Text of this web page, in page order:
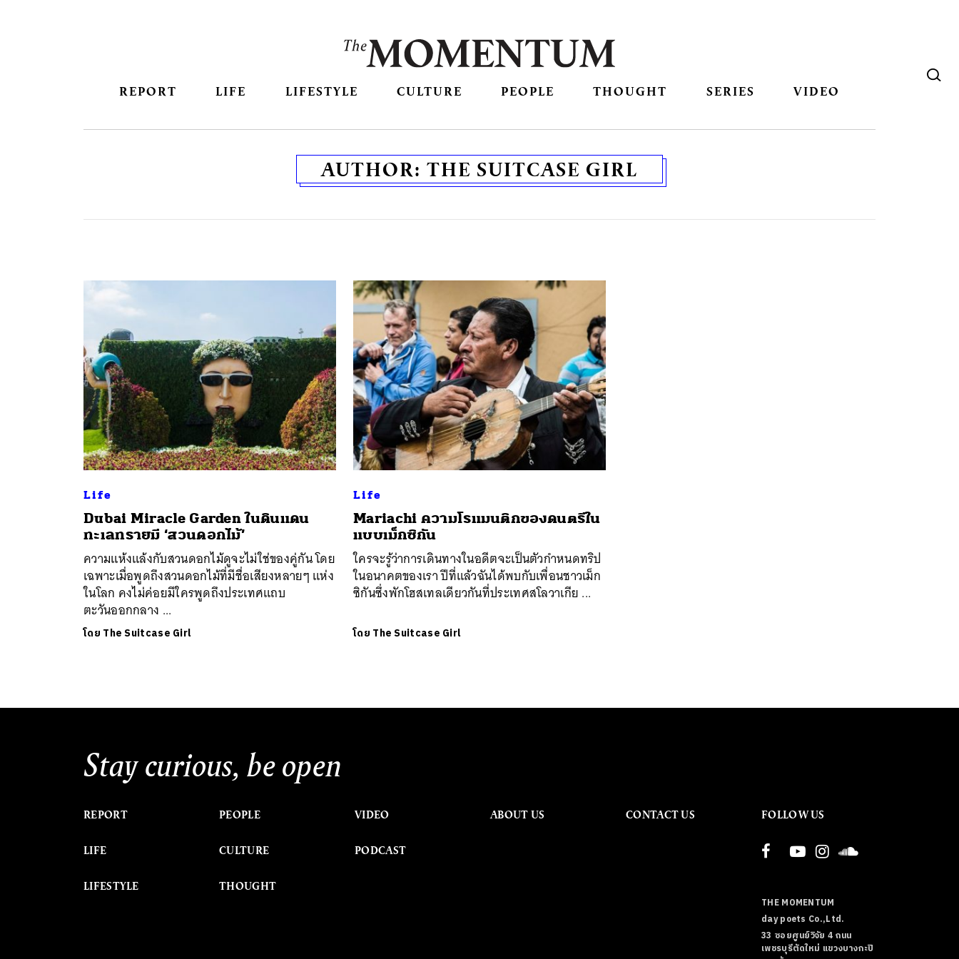
REPORT LIFE LIFESTYLE CULTURE PEOPLE THOUGHT SERIES VIDEO
AUTHOR: THE SUITCASE GIRL
Life
Dubai Miracle Garden ในดินแดน
ทะเลทรายมี ‘สวนดอกไม้’
ความแห้งแล้งกับสวนดอกไม้ดูจะไม่ใช่ของคู่กัน โดย
เฉพาะเมื่อพูดถึงสวนดอกไม้ที่มีชื่อเสียงหลายๆ แห่ง
ในโลก คงไม่ค่อยมีใครพูดถึงประเทศแถบ
ตะวันออกกลาง ...
โดย The Suitcase Girl
Life
Mariachi ความโรแมนติกของดนตรีใน
แบบเม็กซิกัน
ใครจะรู้ว่าการเดินทางในอดีตจะเป็นตัวกำหนดทริป
ในอนาคตของเรา ปีที่แล้วฉันได้พบกับเพื่อนชาวเม็ก
ซิกันซึ่งพักโฮสเทลเดียวกันที่ประเทศสโลวาเกีย ...
โดย The Suitcase Girl
Stay curious, be open
REPORT
LIFE
LIFESTYLE
PEOPLE
CULTURE
THOUGHT
VIDEO
PODCAST
ABOUT US CONTACT US FOLLOW US
THE MOMENTUM
day poets Co.,Ltd.
33 ซอยศูนย์วิจัย 4 ถนน
เพชรบุรีตัดใหม่ แขวงบางกะปิ
SHARE